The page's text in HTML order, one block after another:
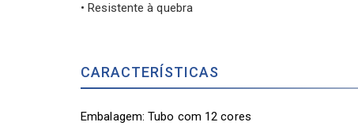
• Resistente à quebra
CARACTERÍSTICAS
Embalagem: Tubo com 12 cores